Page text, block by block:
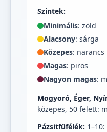
Szintek:
Minimális: zöld
Alacsony: sárga
Közepes: narancs
Magas: piros
Nagyon magas:
Mogyoró, Éger,
közepes, 50 felett:
Pázsitfűfélék: